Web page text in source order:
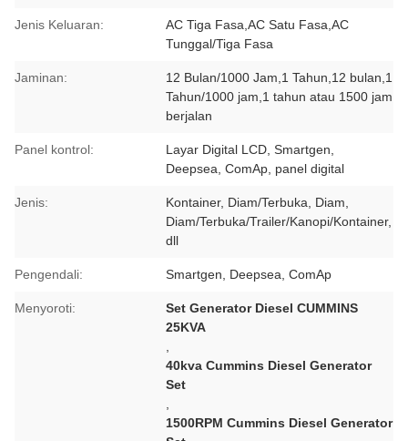
Jenis Keluaran:
AC Tiga Fasa,AC Satu Fasa,AC
Tunggal/Tiga Fasa
Jaminan:
12 Bulan/1000 Jam,1 Tahun,12 bulan,1
Tahun/1000 jam,1 tahun atau 1500 jam
berjalan
Panel kontrol:
Layar Digital LCD, Smartgen,
Deepsea, ComAp, panel digital
Jenis:
Kontainer, Diam/Terbuka, Diam,
Diam/Terbuka/Trailer/Kanopi/Kontainer,
dll
Pengendali: Smartgen, Deepsea, ComAp
Menyoroti:
Set Generator Diesel CUMMINS
25KVA
40kva Cummins Diesel Generator
Set
1500RPM Cummins Diesel Generator